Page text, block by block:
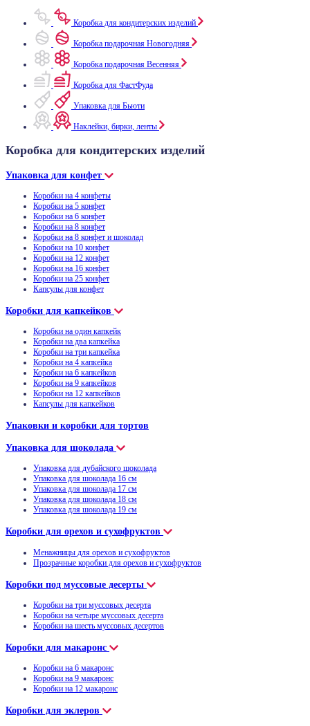
Коробка для кондитерских изделий
Коробка подарочная Новогодняя
Коробка подарочная Весенняя
Коробка для ФастФуда
Упаковка для Бьюти
Наклейки, бирки, ленты
Коробка для кондитерских изделий
Упаковка для конфет
Коробки на 4 конфеты
Коробки на 5 конфет
Коробки на 6 конфет
Коробки на 8 конфет
Коробки на 8 конфет и шоколад
Коробки на 10 конфет
Коробки на 12 конфет
Коробки на 16 конфет
Коробки на 25 конфет
Капсулы для конфет
Коробки для капкейков
Коробки на один капкейк
Коробки на два капкейка
Коробки на три капкейка
Коробки на 4 капкейка
Коробки на 6 капкейков
Коробки на 9 капкейков
Коробки на 12 капкейков
Капсулы для капкейков
Упаковки и коробки для тортов
Упаковка для шоколада
Упаковка для дубайского шоколада
Упаковка для шоколада 16 см
Упаковка для шоколада 17 см
Упаковка для шоколада 18 см
Упаковка для шоколада 19 см
Коробки для орехов и сухофруктов
Менажницы для орехов и сухофруктов
Прозрачные коробки для орехов и сухофруктов
Коробки под муссовые десерты
Коробки на три муссовых десерта
Коробки на четыре муссовых десерта
Коробки на шесть муссовых десертов
Коробки для макаронс
Коробки на 6 макаронс
Коробки на 9 макаронс
Коробки на 12 макаронс
Коробки для эклеров